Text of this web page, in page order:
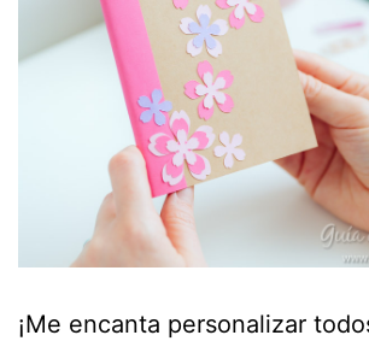
¡Me encanta personalizar